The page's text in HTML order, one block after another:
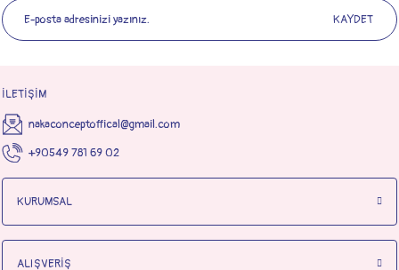
KAYDET
İLETİŞİM
nakaconceptoffical@gmail.com
+90549 781 69 02
KURUMSAL
ALIŞVERİŞ